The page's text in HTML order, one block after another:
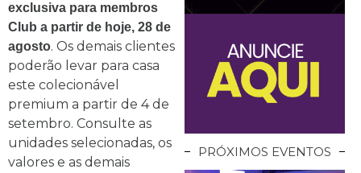
exclusiva para membros
Club a partir de hoje, 28 de
agosto. Os demais clientes
poderão levar para casa
este colecionável
premium a partir de 4 de
setembro. Consulte as
unidades selecionadas, os
valores e as demais
PRÓXIMOS EVENTOS